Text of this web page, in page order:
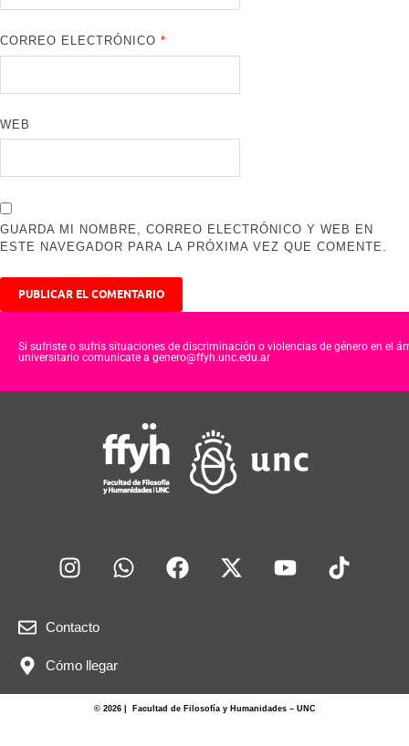
CORREO ELECTRÓNICO*
WEB
GUARDA MI NOMBRE, CORREO ELECTRÓNICO Y WEB EN
ESTE NAVEGADOR PARA LA PRÓXIMA VEZ QUE COMENTE.
Si sufriste o sufris situaciones de discriminación o violencias de género en el
universitario comunicate a genero@ffyh.unc.edu.ar
Contacto
Cómo llegar
© 2026 | Facultad de Filosofía y Humanidades – UNC